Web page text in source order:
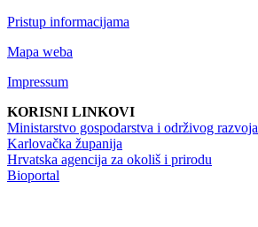
Pristup informacijama
Mapa weba
Impressum
KORISNI LINKOVI
Ministarstvo gospodarstva i održivog razvoja
Karlovačka županija
Hrvatska agencija za okoliš i prirodu
Bioportal